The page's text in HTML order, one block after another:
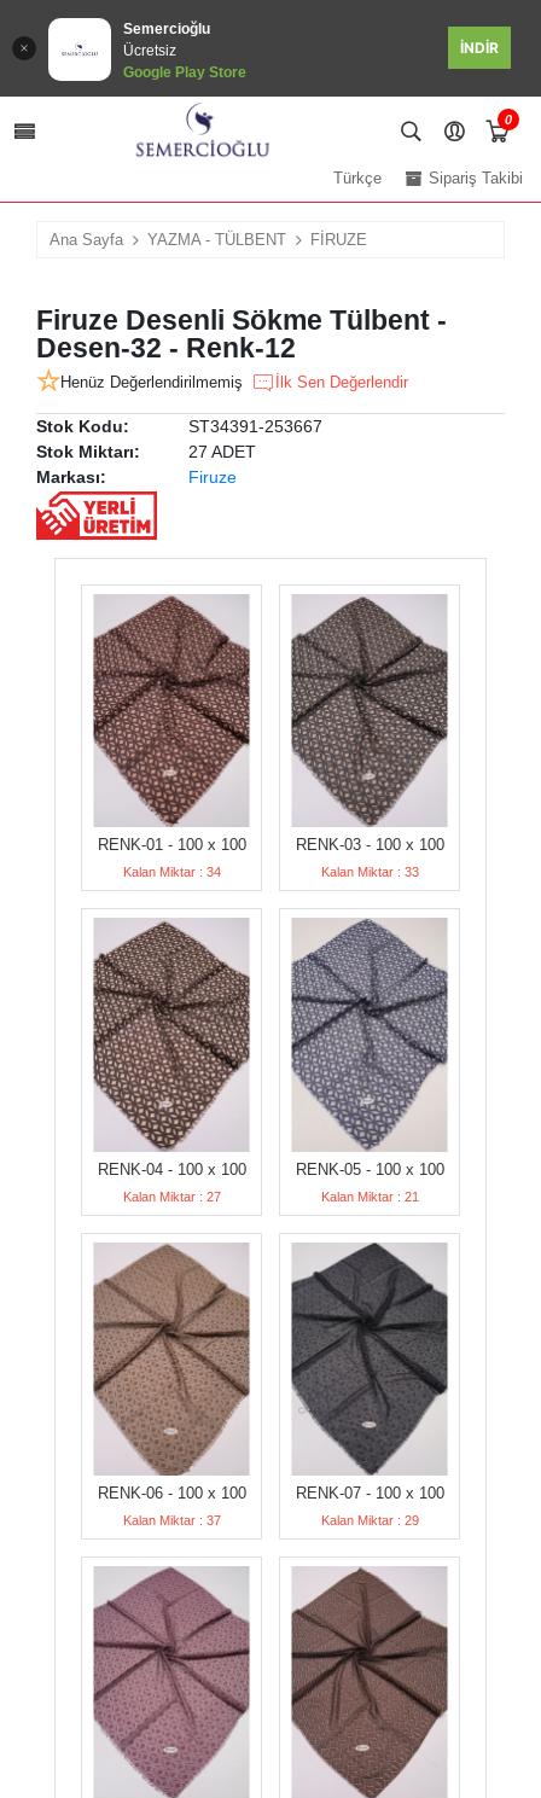
Semercioğlu
Ücretsiz
Google Play Store
İNDİR
0
Sipariş Takibi
Türkçe
Ana Sayfa YAZMA - TÜLBENT FİRUZE
Firuze Desenli Sökme Tülbent -
Desen-32 - Renk-12
Henüz Değerlendirilmemiş İlk Sen Değerlendir
Stok Kodu:
ST34391-253667
Stok Miktarı:
27 ADET
Markası:
Firuze
RENK-01 - 100 x 100
Kalan Miktar : 34
RENK-03 - 100 x 100
Kalan Miktar : 33
RENK-04 - 100 x 100
Kalan Miktar : 27
RENK-05 - 100 x 100
Kalan Miktar : 21
RENK-06 - 100 x 100
Kalan Miktar : 37
RENK-07 - 100 x 100
Kalan Miktar : 29